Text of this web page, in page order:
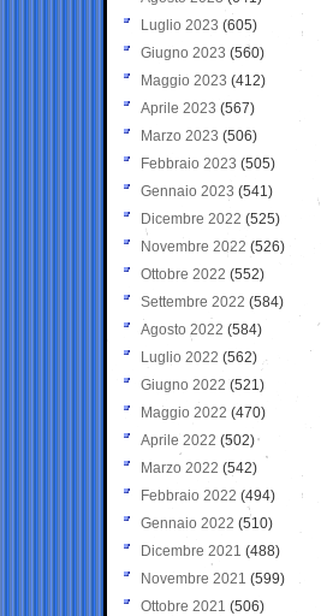
Luglio 2023 (605)
Giugno 2023 (560)
Maggio 2023 (412)
Aprile 2023 (567)
Marzo 2023 (506)
Febbraio 2023 (505)
Gennaio 2023 (541)
Dicembre 2022 (525)
Novembre 2022 (526)
Ottobre 2022 (552)
Settembre 2022 (584)
Agosto 2022 (584)
Luglio 2022 (562)
Giugno 2022 (521)
Maggio 2022 (470)
Aprile 2022 (502)
Marzo 2022 (542)
Febbraio 2022 (494)
Gennaio 2022 (510)
Dicembre 2021 (488)
Novembre 2021 (599)
Ottobre 2021 (506)